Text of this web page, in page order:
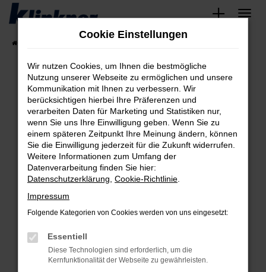
Zum
springen
Fehler: Network Error
Beim Laden ist ein Fehler aufgetreten.
Hier sind ein paar Tipps, die dir helfen können:
Überprüfe deine Firewall und deine
Internetverbindung.
Laden andere Webseiten, zum Beispiel deine
Suchmaschine?
Prüfe deine Browsererweiterungen.
können das Laden bestimmter Seiten
verhindern. Funktioniert die Seite in einem
anderen Browser oder in einem privaten
Cookie Einstellungen
Wir nutzen Cookies, um Ihnen die bestmögliche
Nutzung unserer Webseite zu ermöglichen und unsere
Kommunikation mit Ihnen zu verbessern. Wir
berücksichtigen hierbei Ihre Präferenzen und
verarbeiten Daten für Marketing und Statistiken nur,
wenn Sie uns Ihre Einwilligung geben. Wenn Sie zu
einem späteren Zeitpunkt Ihre Meinung ändern, können
Sie die Einwilligung jederzeit für die Zukunft widerrufen.
Weitere Informationen zum Umfang der
Datenverarbeitung finden Sie hier:
Datenschutzerklärung Cookie-Richtlinie
Impressum
Folgende Kategorien von Cookies werden von uns eingesetzt:
Essentiell
Diese Technologien sind erforderlich, um die
Kernfunktionalität der Webseite zu gewährleisten.